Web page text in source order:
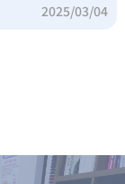
2025/03/04